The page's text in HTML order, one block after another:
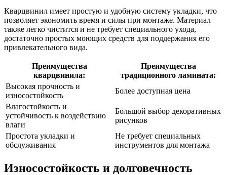
Кварцвинил имеет простую и удобную систему укладки, что
позволяет экономить время и силы при монтаже. Материал
также легко чистится и не требует специального ухода,
достаточно простых моющих средств для поддержания его
привлекательного вида.
Преимущества
кварцвинила:
Преимущества
традиционного ламината:
Высокая прочность и
износостойкость
Более доступная цена
Влагостойкость и
устойчивость к воздействию
влаги
Большой выбор декоративных
рисунков
Простота укладки и
обслуживания
Не требует специальных
инструментов для монтажа
Износостойкость и долговечность